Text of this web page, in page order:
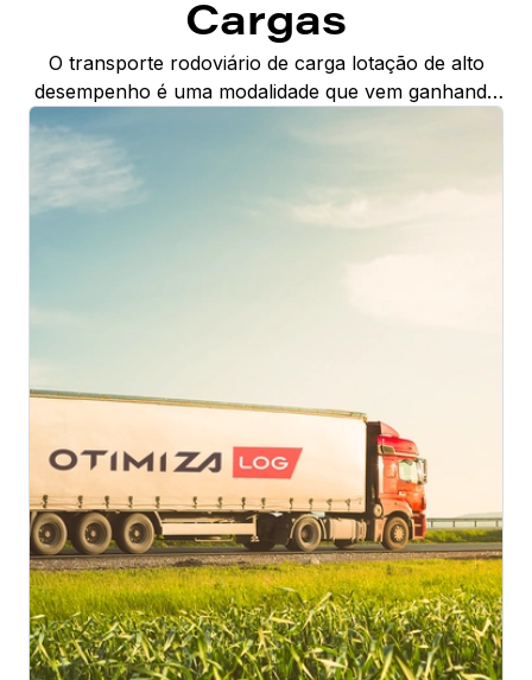
Cargas
O transporte rodoviário de carga lotação de alto
desempenho é uma modalidade que vem ganhando
destaque no setor logístico devido às suas inúmeras
vantagens. Neste artigo, vamos explorar o que é a
carga lotação, suas principais vantagens e como
essa modalidade pode beneficiar empresas que